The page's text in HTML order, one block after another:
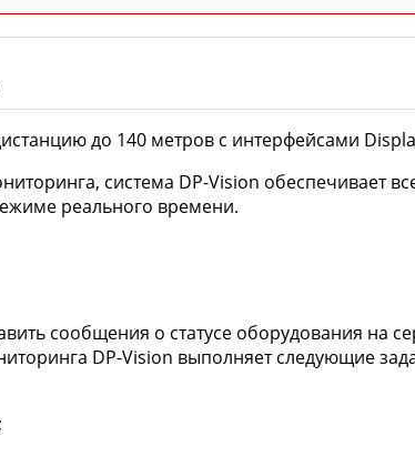
до 140 метров с интерфейсами
система DP-Vision обеспечивает
реального времени.
сообщения о статусе оборудования на
DP-Vision выполняет следующие